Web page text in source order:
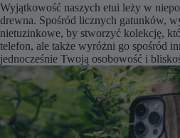
Wyjątkowość naszych etui leży w
drewna. Spośród licznych gatunków,
nietuzinkowe, by stworzyć kolekcję,
telefon, ale także wyróżni go spośród
jednocześnie Twoją osobowość i